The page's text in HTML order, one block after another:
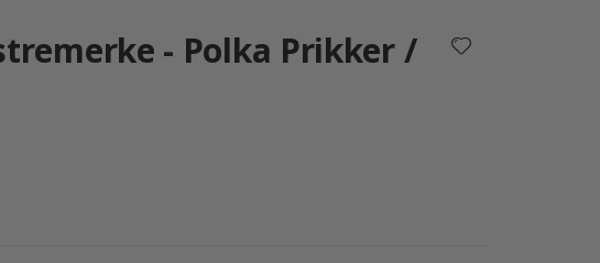
- Polka Prikker /